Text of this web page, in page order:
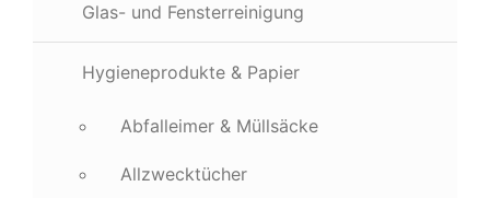
Glas- und Fensterreinigung
Hygieneprodukte & Papier
Abfalleimer & Müllsäcke
Allzwecktücher